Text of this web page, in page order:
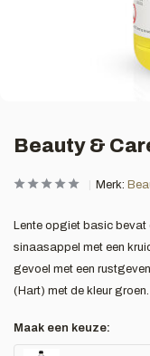
Beauty &
Merk:
Lente opgiet basic bevat
sinaasappel met een
gevoel met een
(Hart) met de kleur groen.
Maak een keuze: